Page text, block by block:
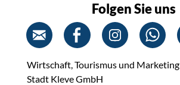
Folgen Sie uns
Wirtschaft, Tourismus und Marketing
Stadt Kleve GmbH